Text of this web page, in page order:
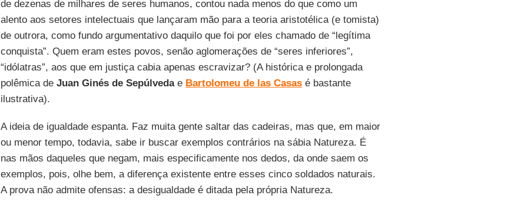
de dezenas de milhares de seres humanos, contou nada menos do que como um
alento aos setores intelectuais que lançaram mão para a teoria aristotélica (e tomista)
de outrora, como fundo argumentativo daquilo que foi por eles chamado de “legítima
conquista”. Quem eram estes povos, senão aglomerações de “seres inferiores”,
“idólatras”, aos que em justiça cabia apenas escravizar? (A histórica e prolongada
polêmica de Juan Ginés de Sepúlvedae Bartolomeu de las Casasé bastante
ilustrativa).
A ideia de igualdade espanta. Faz muita gente saltar das cadeiras, mas que, em maior
ou menor tempo, todavia, sabe ir buscar exemplos contrários na sábia Natureza. É
nas mãos daqueles que negam, mais especificamente nos dedos, da onde saem os
exemplos, pois, olhe bem, a diferença existente entre esses cinco soldados naturais.
A prova não admite ofensas: a desigualdade é ditada pela própria Natureza.